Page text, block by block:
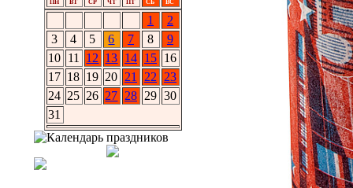
ПН ВТ СР ЧТ ПТ СБ ВС
1
2
3
4 5 6 7 8
9
10 11 12 13 14 15 16
17 18 19 20 21 22
23
24 25 26 27 28 29 30
31